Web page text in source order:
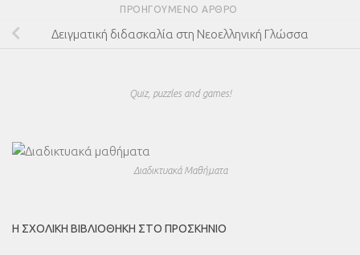
ΠΡΟΗΓΟΎΜΕΝΟ ΆΡΘΡΟ
Δειγματική διδασκαλία στη Νεοελληνική Γλώσσα
Quiz, puzzles and games!
Διαδικτυακά Μαθήματα
Η ΣΧΟΛΙΚΉ ΒΙΒΛΙΟΘΉΚΗ ΣΤΟ ΠΡΟΣΚΉΝΙΟ